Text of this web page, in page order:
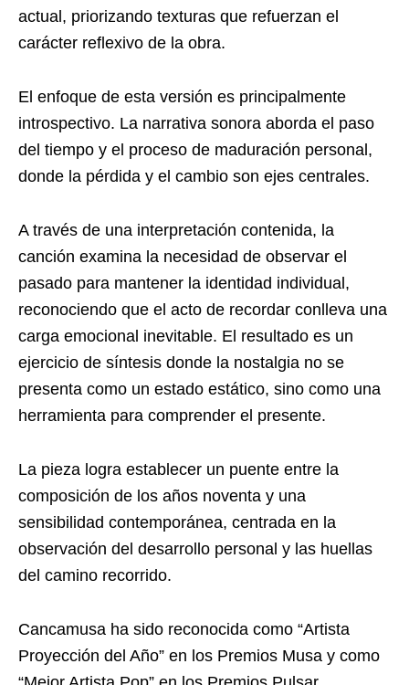
actual, priorizando texturas que refuerzan el
carácter reflexivo de la obra.
El enfoque de esta versión es principalmente
introspectivo. La narrativa sonora aborda el paso
del tiempo y el proceso de maduración personal,
donde la pérdida y el cambio son ejes centrales.
A través de una interpretación contenida, la
canción examina la necesidad de observar el
pasado para mantener la identidad individual,
reconociendo que el acto de recordar conlleva una
carga emocional inevitable. El resultado es un
ejercicio de síntesis donde la nostalgia no se
presenta como un estado estático, sino como una
herramienta para comprender el presente.
La pieza logra establecer un puente entre la
composición de los años noventa y una
sensibilidad contemporánea, centrada en la
observación del desarrollo personal y las huellas
del camino recorrido.
Cancamusa ha sido reconocida como “Artista
Proyección del Año” en los Premios Musa y como